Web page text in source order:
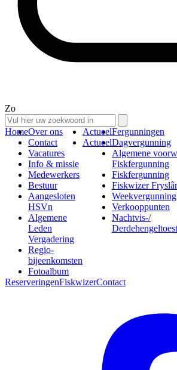
Zo
HomeOver ons
Contact
Vacatures
Info & missie
Medewerkers
Bestuur
Aangesloten
HSVn
Algemene
Leden
Vergadering
Regio-
bijeenkomsten
Fotoalbum
Actueel
Actueel
Fergunningen
Dagvergunning
Algemene
Fiskfergunning
Fiskfergunning
Fiskwizer
Weekvergunning
Verkooppunten
Nachtvis-/
ReserveringenFiskwizerContact